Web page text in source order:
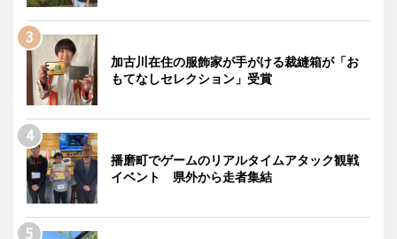
加古川在住の服飾家が手がける裁縫箱が「お
もてなしセレクション」受賞
播磨町でゲームのリアルタイムアタック観戦
イベント 県外から走者集結